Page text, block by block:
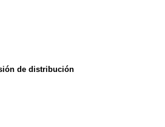
de distribución